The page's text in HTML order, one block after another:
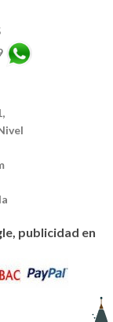
publicidad en